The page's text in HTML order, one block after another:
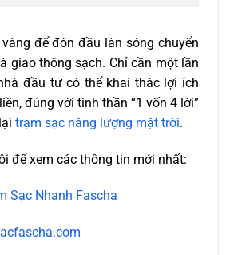
để đón đầu làn sóng chuyển
giao thông sạch. Chỉ cần một lần
đầu tư có thể khai thác lợi ích
đúng với tinh thần “1 vốn 4 lời”
trạm sạc năng lượng mặt trời.
để xem các thông tin mới nhất:
Sạc Nhanh Fascha